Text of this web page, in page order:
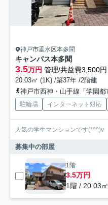
神戸市垂水区本多聞
キャンパス本多聞
3.5万円 管理/共益費3,500円
20.03㎡ (1K) /築37年 /2階建
神戸市西神・山手線「学園都市」
駐輪場 インターネット対応
人気の学生マンションです(*^^)v
募集中の部屋
1階
3.5万円
1階 / 20.03